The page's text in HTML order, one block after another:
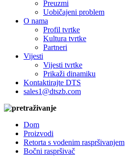
Preuzmi
Uobičajeni problem
O nama
Profil tvrtke
Kultura tvrtke
Partneri
Vijesti
Vijesti tvrtke
Prikaži dinamiku
Kontaktirajte DTS
sales1@dtszb.com
Dom
Proizvodi
Retorta s vodenim raspršivanjem
Bočni raspršivač